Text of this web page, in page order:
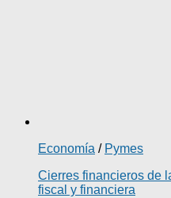
Economía / Pymes
Cierres financieros de
fiscal y financiera